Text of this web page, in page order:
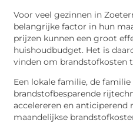
Voor veel gezinnen in
belangrijke factor in hun
prijzen kunnen een groot
huishoudbudget. Het is
vinden om brandstofkosten
Een lokale familie, de
brandstofbesparende
accelereren en anticiperend
maandelijkse